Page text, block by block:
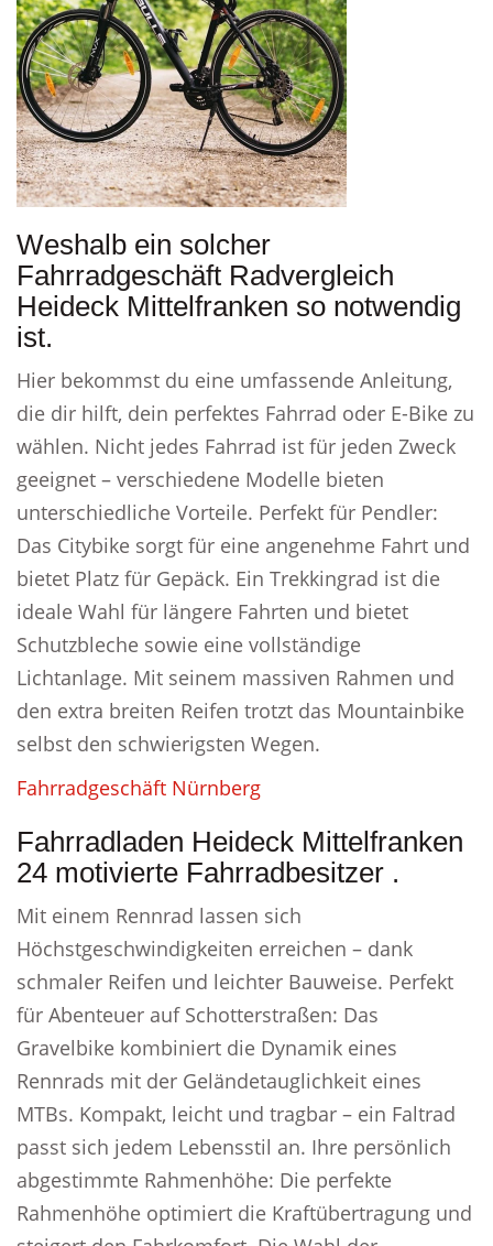
Weshalb ein solcher
Fahrradgeschäft Radvergleich
Heideck Mittelfranken so notwendig
ist.
Hier bekommst du eine umfassende Anleitung,
die dir hilft, dein perfektes Fahrrad oder E-Bike zu
wählen. Nicht jedes Fahrrad ist für jeden Zweck
geeignet – verschiedene Modelle bieten
unterschiedliche Vorteile. Perfekt für Pendler:
Das Citybike sorgt für eine angenehme Fahrt und
bietet Platz für Gepäck. Ein Trekkingrad ist die
ideale Wahl für längere Fahrten und bietet
Schutzbleche sowie eine vollständige
Lichtanlage. Mit seinem massiven Rahmen und
den extra breiten Reifen trotzt das Mountainbike
selbst den schwierigsten Wegen.
Fahrradgeschäft Nürnberg
Fahrradladen Heideck Mittelfranken
24 motivierte Fahrradbesitzer .
Mit einem Rennrad lassen sich
Höchstgeschwindigkeiten erreichen – dank
schmaler Reifen und leichter Bauweise. Perfekt
für Abenteuer auf Schotterstraßen: Das
Gravelbike kombiniert die Dynamik eines
Rennrads mit der Geländetauglichkeit eines
MTBs. Kompakt, leicht und tragbar – ein Faltrad
passt sich jedem Lebensstil an. Ihre persönlich
abgestimmte Rahmenhöhe: Die perfekte
Rahmenhöhe optimiert die Kraftübertragung und